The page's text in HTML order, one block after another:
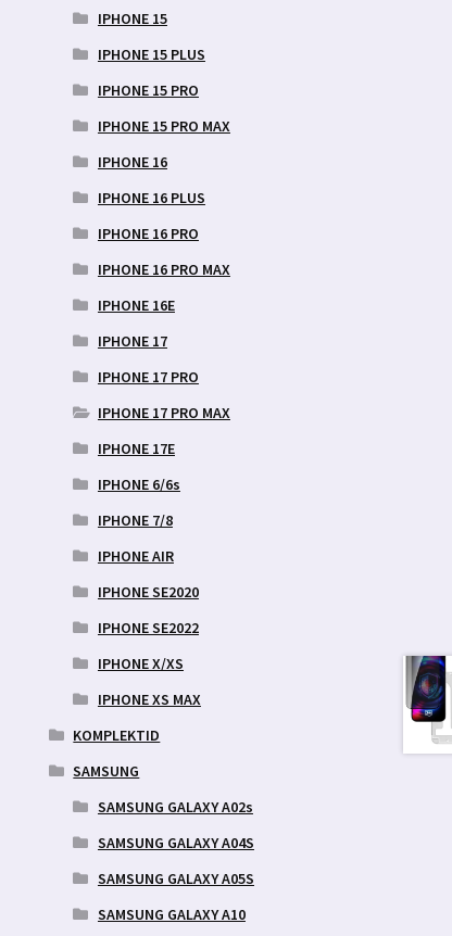
IPHONE 15
IPHONE 15 PLUS
IPHONE 15 PRO
IPHONE 15 PRO MAX
IPHONE 16
IPHONE 16 PLUS
IPHONE 16 PRO
IPHONE 16 PRO MAX
IPHONE 16E
IPHONE 17
IPHONE 17 PRO
IPHONE 17 PRO MAX
IPHONE 17E
IPHONE 6/6s
IPHONE 7/8
IPHONE AIR
IPHONE SE2020
IPHONE SE2022
IPHONE X/XS
IPHONE XS MAX
KOMPLEKTID
SAMSUNG
SAMSUNG GALAXY A02s
SAMSUNG GALAXY A04S
SAMSUNG GALAXY A05S
SAMSUNG GALAXY A10